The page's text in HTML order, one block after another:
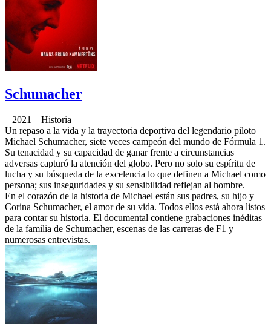
Schumacher
2021 Historia
Un repaso a la vida y la trayectoria deportiva del legendario piloto
Michael Schumacher, siete veces campeón del mundo de Fórmula 1.
Su tenacidad y su capacidad de ganar frente a circunstancias
adversas capturó la atención del globo. Pero no solo su espíritu de
lucha y su búsqueda de la excelencia lo que definen a Michael como
persona; sus inseguridades y su sensibilidad reflejan al hombre.
En el corazón de la historia de Michael están sus padres, su hijo y
Corina Schumacher, el amor de su vida. Todos ellos está ahora listos
para contar su historia. El documental contiene grabaciones inéditas
de la familia de Schumacher, escenas de las carreras de F1 y
numerosas entrevistas.